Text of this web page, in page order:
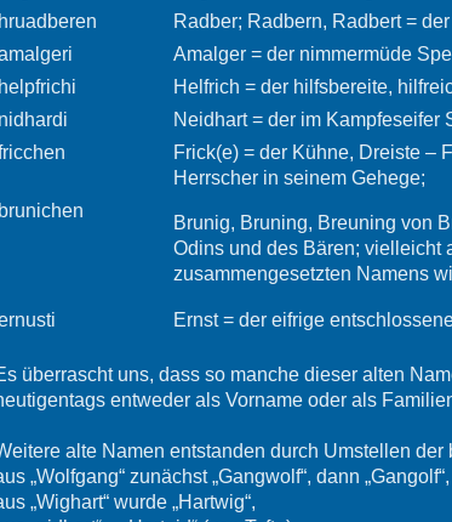
hruadberen
Radber; Radbern, Radbert =
Amalger = der nimmermüde
helpfrichi
Helfrich = der hilfsbereite,
nidhardi
Neidhart = der im Kampfeseifer
Frick(e) = der Kühne, Dreiste –
Herrscher in seinem Gehege;
brunichen
Brunig, Bruning, Breuning von
Odins und des Bären; vielleicht
zusammengesetzten Namens
Ernst = der eifrige
überrascht uns, dass so manche dieser alten
entweder als Vorname oder als
alte Namen entstanden durch Umstellen
„Wolfgang“ zunächst „Gangwolf“, dann
„Wighart“ wurde „Hartwig“,